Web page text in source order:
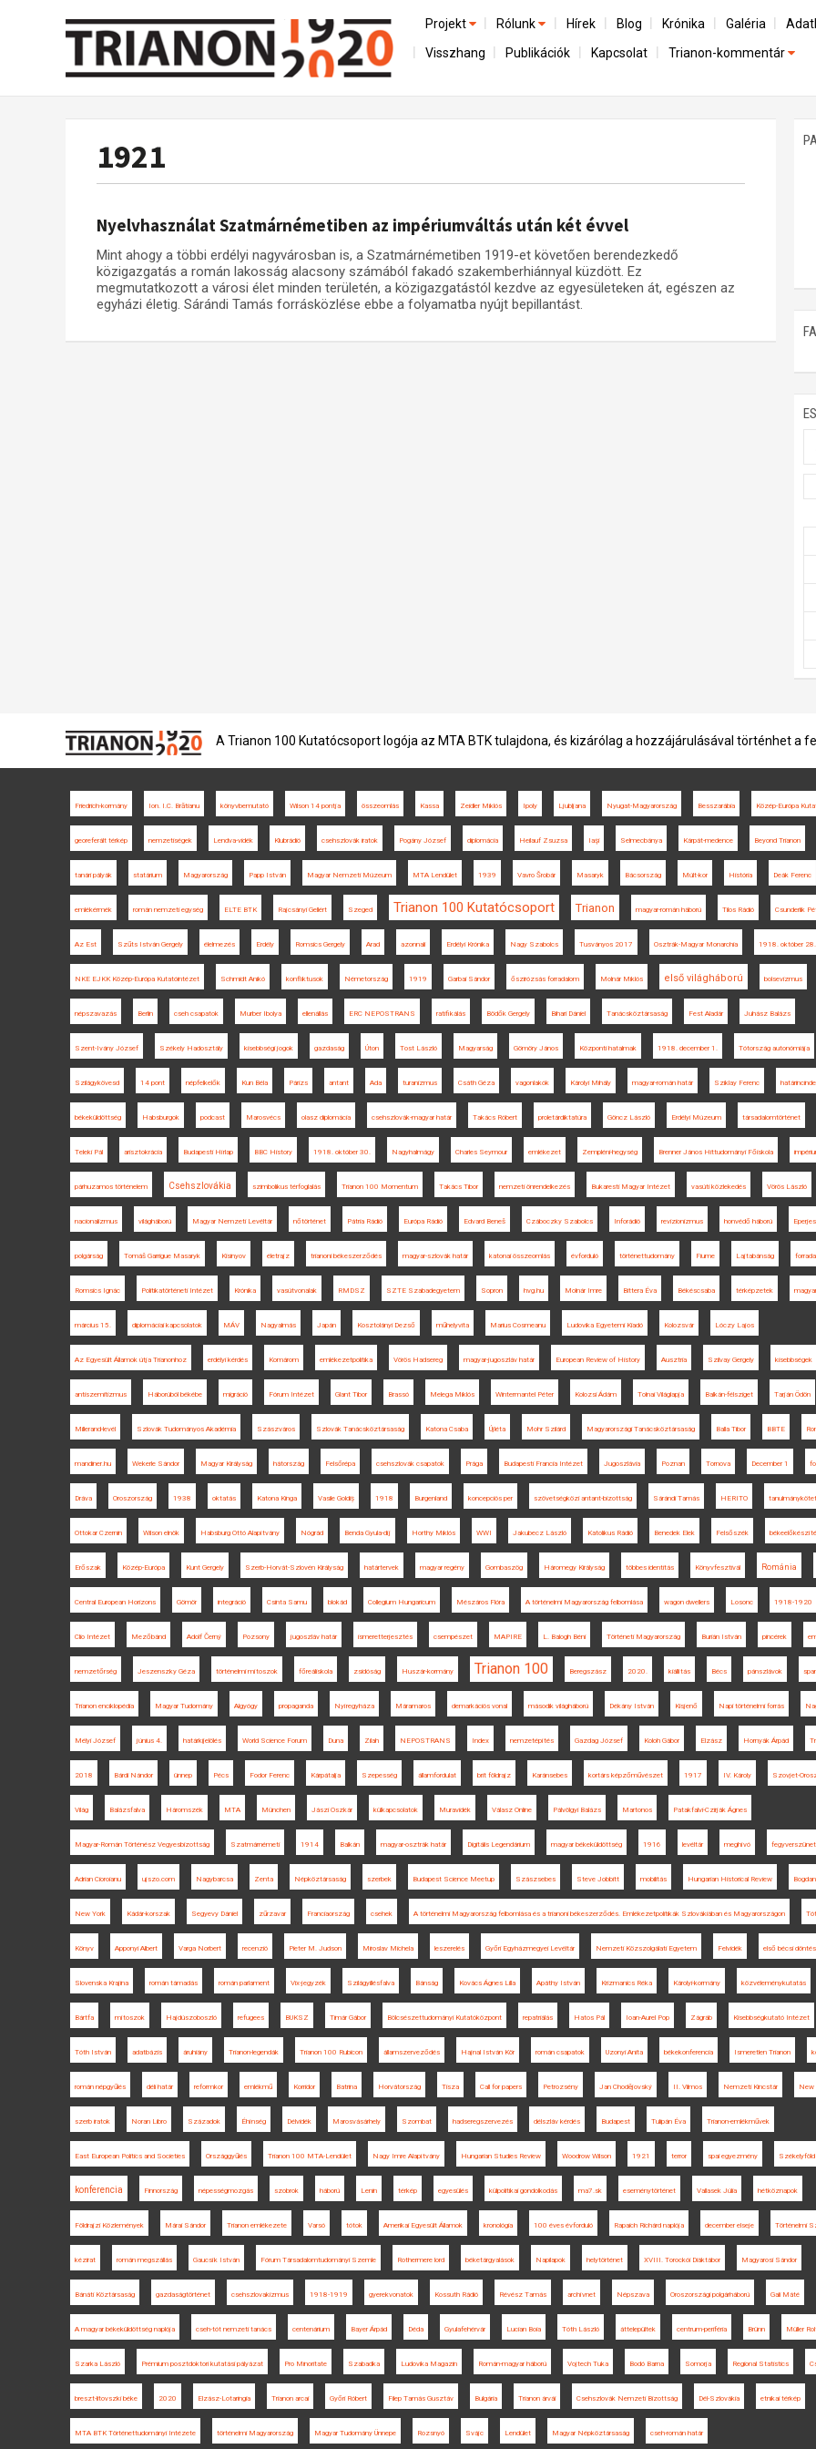
Projekt
Előzmények
Az összeomlás és a magyar társadalom
Utókor és emlékezet
Rólunk
A kutatócsoport működéséről
Hírek Blog Krónika Galéria
Visszhang Publikációk Kapcsolat Trianon-kommentár
1921
Nyelvhasználat Szatmárnémetiben az impériumváltás után két évvel
Mint ahogy a többi erdélyi nagyvárosban is, a Szatmárnémetiben 1919-et követően berendezkedő
közigazgatás a román lakosság alacsony számából fakadó szakemberhiánnyal küzdött. Ez
megmutatkozott a városi élet minden területén, a közigazgatástól kezdve az egyesületeken át, egészen az
egyházi életig. Sárándi Tamás forrásközlése ebbe a folyamatba nyújt bepillantást.
A Trianon 100 Kutatócsoport logója az MTA BTK tulajdona, és kizárólag a hozzájárulásával történhet a
Friedrich-kormány Ion. I.C. Brătianu könyvbemutató Wilson 14 pontja összeomlás Kassa Zeidler Miklós Ipoly Ljubljana Nyugat-Magyarország Besszarábia Közép-Európa
georeferált térkép nemzetiségek Lendva-vidék Klubrádió csehszlovák iratok Pogány József diplomácia Heilauf Zsuzsa Iaşi Selmecbánya Kárpát-medence Beyond Trianon
tanári pályák statárium Magyarország Papp István Magyar Nemzeti Múzeum MTA Lendület 1939 Vavro Šrobár Masaryk Bácsország Múlt-kor História Deák Ferenc
emlékérmék román nemzeti egység ELTE BTK Rajcsányi Gellért Szeged Trianon 100 Kutatócsoport Trianon magyar-román háború Tilos Rádió Csunderlik
Az Est Szűts István Gergely élelmezés Erdély Romsics Gergely Arad azonnali Erdélyi Krónika Nagy Szabolcs Tusványos 2017 Osztrák-Magyar Monarchia 1918. október 28.
NKE EJKK Közép-Európa Kutatóintézet Schmidt Anikó konfliktusok Németország 1919 Garbai Sándor őszirózsás forradalom Molnár Miklós első világháború bolsevizmus
népszavazás Berlin cseh csapatok Murber Ibolya ellenállás ERC NEPOSTRANS ratifikálás Bödők Gergely Bihari Dániel Tanácsköztársaság Fest Aladár Juhász Balázs
Szent-Ivány József Székely Hadosztály kisebbségi jogok gazdaság Úton Tost László Magyarság Gömöry János Központi hatalmak 1918. december 1. Tótország autonómiája
Szilágykövesd 14 pont népfelkelők Kun Béla Párizs antant Ada turanizmus Csáth Géza vagonlakók Károlyi Mihály magyar-román határ Sziklay Ferenc
békeküldöttség Habsburgok podcast Marosvécs olasz diplomácia csehszlovák-magyar határ Takács Róbert proletárdiktatúra Göncz László Erdélyi Múzeum társadalomtörténet
Teleki Pál arisztokrácia Budapesti Hírlap BBC History 1918. október 30. Nagyhalmágy Charles Seymour emlékezet Zempléni-hegység Brenner János Hittudományi Főiskola
párhuzamos történelem Csehszlovákia szimbolikus térfoglalás Trianon 100 Momentum Takács Tibor nemzeti önrendelkezés Bukaresti Magyar Intézet vasúti közlekedés Vörös László
nacionalizmus világháború Magyar Nemzeti Levéltár nőtörténet Pátria Rádió Európa Rádió Edvard Beneš Czáboczky Szabolcs Inforádió revizionizmus honvédő háború Eperjes
polgárság Tomáš Garrigue Masaryk Kisinyov életrajz trianoni békeszerződés magyar-szlovák határ katonai összeomlás évforduló történettudomány Fiume Lajtabánság
Romsics Ignác Politikatörténeti Intézet Krónika vasútvonalak RMDSZ SZTE Szabadegyetem Sopron hvg.hu Molnár Imre Bittera Éva Békéscsaba térképzetek
március 15. diplomáciai kapcsolatok MÁV Nagyalmás Japán Kosztolányi Dezső műhelyvita Marius Cosmeanu Ludovika Egyetemi Kiadó Kolozsvár Lóczy Lajos
Az Egyesült Államok útja Trianonhoz erdélyi kérdés Komárom emlékezetpolitika Vörös Hadsereg magyar-jugoszláv határ European Review of History Ausztria Szilvay Gergely kisebbségek
antiszemitizmus Háborúból békébe migráció Fórum Intézet Glant Tibor Brassó Melega Miklós Wintermantel Péter Kolozsi Ádám Tolnai Világlapja Balkán-félsziget Tarján Ödön
Millerand-levél Szlovák Tudományos Akadémia Szászváros Szlovák Tanácsköztársaság Katona Csaba Újléta Mohr Szilárd Magyarországi Tanácsköztársaság Balla Tibor BBTE
mandiner.hu Wekerle Sándor Magyar Királyság hátország Felsőrépa csehszlovák csapatok Prága Budapesti Francia Intézet Jugoszlávia Poznan Tornova December 1
Dráva Oroszország 1938 oktatás Katona Kinga Vasile Goldiș 1918 Burgenland koncepciós per szövetségközi antant-bizottság Sárándi Tamás HERITO tanulmánykötet
Ottokar Czernin Wilson elnök Habsburg Ottó Alapítvány Nógrád Benda Gyula-díj Horthy Miklós WWI Jakubecz László Katolikus Rádió Benedek Elek Felsőszék
Erőszak Közép-Európa Kunt Gergely Szerb-Horvát-Szlovén Királyság határtervek magyar regény Gombaszög Háromegy Királyság többes identitás Könyvfesztivál Románia
Central European Horizons Gömör integráció Csinta Samu blokád Collegium Hungaricum Mészáros Flóra A történelmi Magyarország felbomlása wagon dwellers Losonc 1918-1920
Clio Intézet Mezőbánd Adolf Černý Pozsony jugoszláv határ ismeretterjesztés csempészet MAPIRE L. Balogh Béni Történeti Magyarország Burián István pincérek
nemzetőrség Jeszenszky Géza történelmi mítoszok főreáliskola zsidóság Huszár-kormány Trianon 100 Beregszász 2020. kiállítás Bécs pánszlávok
Trianon enciklopédia Magyar Tudomány Algyógy propaganda Nyíregyháza Máramaros demarkációs vonal második világháború Dékány István Kisjenő Napi történelmi forrás
Mélyi József június 4. határkijelölés World Science Forum Duna Zilah NEPOSTRANS Index nemzetépítés Gazdag József Koloh Gábor Elzász Hornyák Árpád
2018 Bárdi Nándor ünnep Pécs Fodor Ferenc Kárpátalja Szepesség államfordulat brit földrajz Karánsebes kortárs képzőművészet 1917 IV. Károly Szovjet-
Világ Balázsfalva Háromszék MTA München Jászi Oszkár külkapcsolatok Muravidék Válasz Online Pálvölgyi Balázs Martonos Patakfalvi-Czirják Ágnes
Magyar-Román Történész Vegyesbizottság Szatmárnémeti 1914 Balkán magyar-osztrák határ Digitális Legendárium magyar békeküldöttség 1916 levéltár meghívó fegyverszünet
Adrian Cioroianu ujszo.com Nagybarcsa Zenta Népköztársaság szerbek Budapest Science Meetup Szászsebes Steve Jobbitt mobilitás Hungarian Historical Review
New York Kádár-korszak Segyevy Dániel zűrzavar Franciaország csehek A történelmi Magyarország felbomlása és a trianoni békeszerződés. Emlékezetpolitikák Szlovákiában és Magyarországon
Könyv Apponyi Albert Varga Norbert recenzió Pieter M. Judson Miroslav Michela leszerelés Győri Egyházmegyei Levéltár Nemzeti Közszolgálati Egyetem Felvidék első bécsi döntés
Slovenska Krajina román támadás román parlament Vix-jegyzék Szilágyillésfalva Bánság Kovács Ágnes Lilla Apáthy István Krizmanics Réka Károlyi-kormány közvéleménykutatás
Bártfa mítoszok Hajdúszoboszló refugees BUKSZ Timár Gábor Bölcsészettudományi Kutatóközpont repatriálás Hatos Pál Ioan-Aurel Pop Zágráb Kisebbségkutató Intézet
Tóth István adatbázis áruhiány Trianon-legendák Trianon 100 Rubicon államszerveződés Hajnal István Kör román csapatok Uzonyi Anita békekonferencia Ismeretlen Trianon
román népgyűlés déli határ reformkor emlékmű Korridor Batrina Horvátország Tisza Call for papers Petrozsény Jan Chodějovský II. Vilmos Nemzeti Kincstár New
szerb iratok Noran Libro Századok Éhínség Délvidék Marosvásárhely Szombat hadseregszervezés délszláv kérdés Budapest Tulipán Éva Trianon-emlékművek
East European Politics and Societies Országgyűlés Trianon 100 MTA-Lendület Nagy Imre Alapítvány Hungarian Studies Review Woodrow Wilson 1921 terror spai egyezmény Székelyföld
konferencia Finnország népességmozgás szobrok háború Lenin térkép egyesülés külpolitikai gondolkodás ma7.sk eseménytörténet Vallasek Júlia hétköznapok
Földrajzi Közlemények Márai Sándor Trianon emlékezete Varsó tótok Amerikai Egyesült Államok kronológia 100 éves évforduló Rapaich Richárd naplója december elseje Történelmi
kézirat román megszállás Gaucsík István Fórum Társadalomtudományi Szemle Rothermere lord béketárgyalások Napilapok helytörténet XVIII. Torockói Diáktábor Magyarosi Sándor
Bánáti Köztársaság gazdaságtörténet csehszlovakizmus 1918-1919 gyerekvonatok Kossuth Rádió Révész Tamás archívnet Népszava Oroszországi polgárháború Gali Máté
A magyar békeküldöttség naplója cseh-tót nemzeti tanács centenárium Bayer Árpád Déda Gyulafehérvár Lucian Boia Tóth László áttelepültek centrum-periféria Brünn Müller
Szarka László Prémium posztdoktori kutatási pályázat Pro Minoritate Szabadka Ludovika Magazin Román-magyar háború Vojtech Tuka Bodó Barna Somorja Regional Statistics
breszt-litovszki béke 2020 Elzász-Lotaringia Trianon arcai Győri Róbert Filep Tamás Gusztáv Bulgária Trianon árvái Csehszlovák Nemzeti Bizottság Dél-Szlovákia etnikai térkép
MTA BTK Történettudományi Intézete történelmi Magyarország Magyar Tudomány Ünnepe Rozsnyó Svájc Lendület Magyar Népköztársaság cseh-román határ